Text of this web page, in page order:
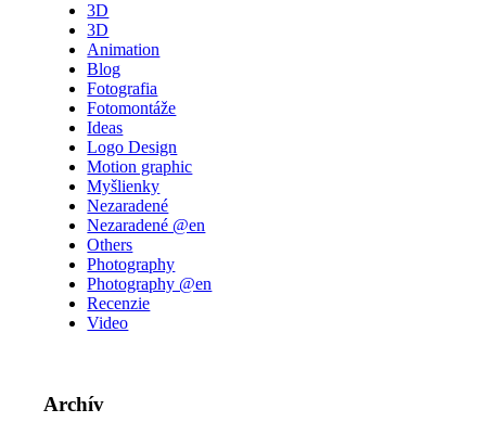
3D
3D
Animation
Blog
Fotografia
Fotomontáže
Ideas
Logo Design
Motion graphic
Myšlienky
Nezaradené
Nezaradené @en
Others
Photography
Photography @en
Recenzie
Video
Archív